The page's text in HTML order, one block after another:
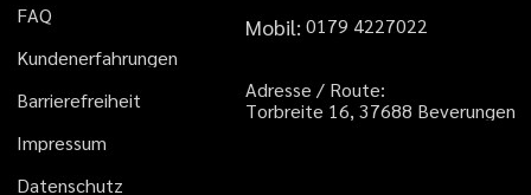
FAQ
Kundenerfahrungen
Barrierefreiheit
Impressum
Datenschutz
Mobil: 01 79 4227022
Adresse / Route:
Torbreite 16, 37688 Beverungen